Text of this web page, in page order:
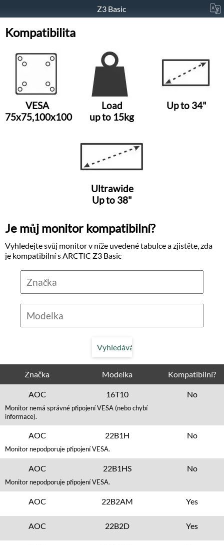
Z3 Basic
Kompatibilita
VESA
75x75,100x100
Load
up to 15kg
Up to 34"
Ultrawide
Up to 38"
Je můj monitor kompatibilní?
Vyhledejte svůj monitor v níže uvedené tabulce a zjistěte, zda
je kompatibilní s ARCTIC Z3 Basic
Značka Modelka Kompatibilní?
AOC 16T10 No
Monitor nemá správné připojení VESA (nebo chybí
informace).
AOC 22B1H No
Monitor nepodporuje připojení VESA.
AOC 22B1HS No
Monitor nepodporuje připojení VESA.
AOC 22B2AM Yes
AOC 22B2D Yes